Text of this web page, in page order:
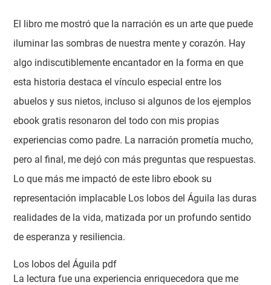
El libro me mostró que la narración es un arte que puede
iluminar las sombras de nuestra mente y corazón. Hay
algo indiscutiblemente encantador en la forma en que
esta historia destaca el vínculo especial entre los
abuelos y sus nietos, incluso si algunos de los ejemplos
ebook gratis resonaron del todo con mis propias
experiencias como padre. La narración prometía mucho,
pero al final, me dejó con más preguntas que respuestas.
Lo que más me impactó de este libro ebook su
representación implacable Los lobos del Águila las duras
realidades de la vida, matizada por un profundo sentido
de esperanza y resiliencia.
Los lobos del Águila pdf
La lectura fue una experiencia enriquecedora que me